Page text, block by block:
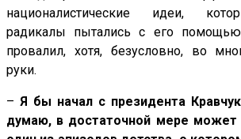
националистические идеи,
радикалы пытались с его помощью
провалил, хотя, безусловно, во
руки.
– Я бы начал с президента
думаю, в достаточной мере может